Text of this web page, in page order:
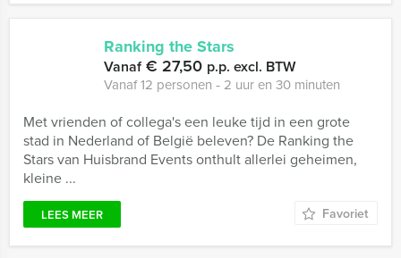
Ranking the Stars
Vanaf€ 27,50 p.p. excl. BTW
Vanaf 12 personen ‐ 2 uur en 30 minuten
Met vrienden of collega's een leuke tijd in een grote
stad in Nederland of België beleven? De Ranking the
Stars van Huisbrand Events onthult allerlei geheimen,
kleine ...
LEES MEER Favoriet